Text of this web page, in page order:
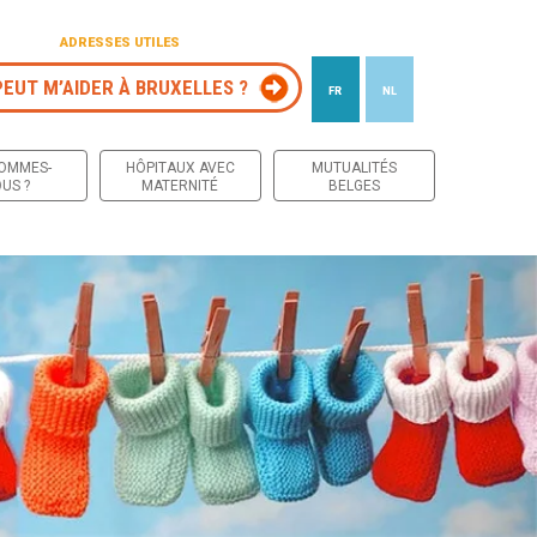
ADRESSES UTILES
M’AIDER À BRUXELLES ? FR NL
?
HÔPITAUX AVEC
MATERNITÉ
MUTUALITÉS
BELGES